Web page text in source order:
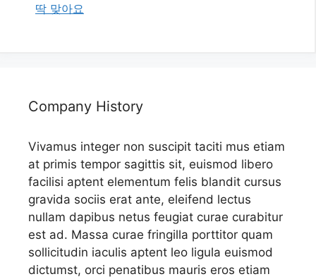
딱 맞아요
Company History
Vivamus integer non suscipit taciti mus etiam
at primis tempor sagittis sit, euismod libero
facilisi aptent elementum felis blandit cursus
gravida sociis erat ante, eleifend lectus
nullam dapibus netus feugiat curae curabitur
est ad. Massa curae fringilla porttitor quam
sollicitudin iaculis aptent leo ligula euismod
dictumst, orci penatibus mauris eros etiam